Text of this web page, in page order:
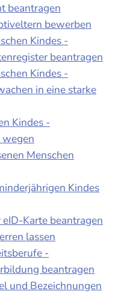
beantragen
bewerben
Kindes -
beantragen
Kindes -
in eine starke
Kindes -
Menschen
Kindes
Karte beantragen
lassen
-
beantragen
und Bezeichnungen